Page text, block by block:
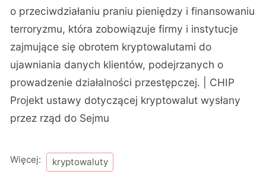
o przeciwdziałaniu praniu pieniędzy i finansowaniu
terroryzmu, która zobowiązuje firmy i instytucje
zajmujące się obrotem kryptowalutami do
ujawniania danych klientów, podejrzanych o
prowadzenie działalności przestępczej. | CHIP
Projekt ustawy dotyczącej kryptowalut wysłany
przez rząd do Sejmu
Więcej: kryptowaluty